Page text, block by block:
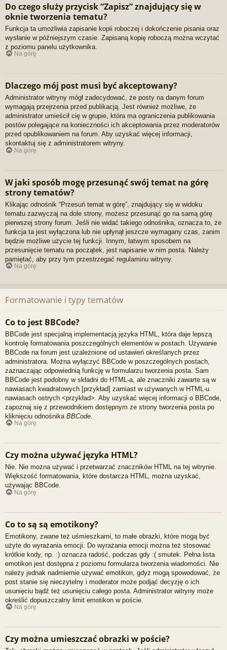
Do czego służy przycisk “Zapisz” znajdujący się w
oknie tworzenia tematu?
Funkcja ta umożliwia zapisanie kopii roboczej i dokończenie pisania oraz
wysłanie w późniejszym czasie. Zapisaną kopię roboczą można wczytać
z poziomu panelu użytkownika.
Na górę
Dlaczego mój post musi być akceptowany?
Administrator witryny mógł zadecydować, że posty na danym forum
wymagają przejrzenia przed publikacją. Jest również możliwe, że
administrator umieścił cię w grupie, która ma ograniczenia publikowania
postów polegające na konieczności ich akceptowania przez moderatorów
przed opublikowaniem na forum. Aby uzyskać więcej informacji,
skontaktuj się z administratorem witryny.
Na górę
W jaki sposób mogę przesunąć swój temat na górę
strony tematów?
Klikając odnośnik “Przesuń temat w górę”, znajdujący się w widoku
tematu zazwyczaj na dole strony, możesz przesunąć go na samą górę
pierwszej strony forum. Jeśli nie widać takiego odnośnika, oznacza to, że
funkcja ta jest wyłączona lub nie upłynął jeszcze wymagany czas, zanim
będzie możliwe użycie tej funkcji. Innym, łatwym sposobem na
przesunięcie tematu na początek, jest napisanie w nim posta. Należy
pamiętać, aby przy tym przestrzegać regulaminu witryny.
Na górę
Formatowanie i typy tematów
Co to jest BBCode?
BBCode jest specjalną implementacją języka HTML, która daje lepszą
kontrolę formatowania poszczególnych elementów w postach. Używanie
BBCode na forum jest uzależnione od ustawień określanych przez
administratora. Można wyłączyć BBCode w poszczególnych postach,
zaznaczając odpowiednią funkcję w formularzu tworzenia posta. Sam
BBCode jest podobny w składni do HTML-a, ale znaczniki zawarte są w
nawiasach kwadratowych [przykład] zamiast w używanych w HTML-u
nawiasach ostrych <przykład>. Aby uzyskać więcej informacji o BBCode,
zapoznaj się z przewodnikiem dostępnym ze strony tworzenia posta po
kliknięciu odnośnika BBCode
Na górę
Czy można używać języka HTML?
Nie. Nie można używać i przetwarzać znaczników HTML na tej witrynie.
Większość formatowania, które dostarcza HTML, można uzyskać,
używając BBCode.
Na górę
Co to są są emotikony?
Emotikony, zwane też uśmieszkami, to małe obrazki, które mogą być
użyte do wyrażania emocji. Do wyrażania emocji można też stosować
krótkie kody, np. :) oznacza radość, podczas gdy :( smutek. Pełna lista
emotikon jest dostępna z poziomu formularza tworzenia wiadomości. Nie
należy jednak nadmiernie używać emotikon, gdyż mogą spowodować, że
post stanie się nieczytelny i moderator może podjąć decyzję o ich
usunięciu bądź też usunięciu całego posta. Administrator witryny może
określić dopuszczalny limit emotikon w poście.
Na górę
Czy można umieszczać obrazki w poście?